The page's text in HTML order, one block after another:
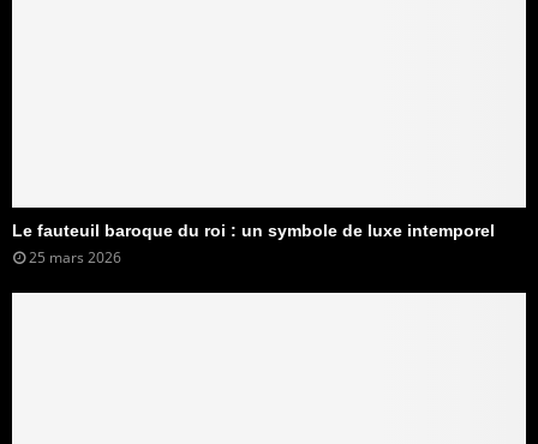
Le fauteuil baroque du roi : un symbole de luxe intemporel
25 mars 2026